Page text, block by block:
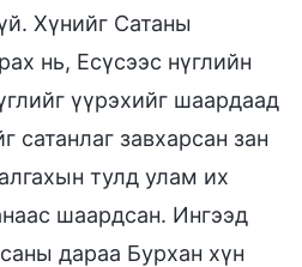
Хүнийг Сатаны
нь, Есүсээс нүглийн
үүрэхийг шаардаад
сатанлаг завхарсан зан
тулд улам их
шаардсан. Ингээд
дараа Бурхан хүн